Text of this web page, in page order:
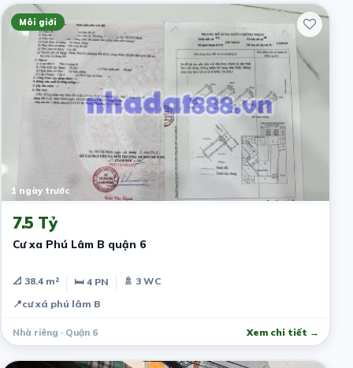
Môi giới
1 ngày trước
7.5 Tỷ
Cư xa Phú Lâm B quận 6
📐 38.4 m² 🛏 4 PN
🚿 3 WC
📍cư xá phú lâm B
Nhà riêng · Quận 6 Xem chi tiết →